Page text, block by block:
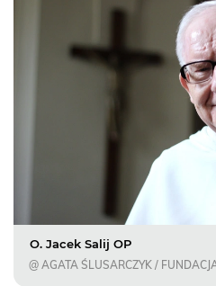
O. Jacek Salij OP
@ AGATA ŚLUSARCZYK /